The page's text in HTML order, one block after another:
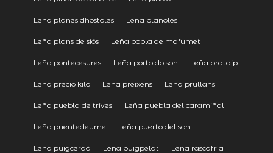
Leña planes dhostoles Leña planoles
Leña plans de siós Leña pobla de mafumet
Leña pontecesures Leña porto do son Leña pratdip
Leña precio kilo Leña preixens Leña prullans
Leña puebla de trives Leña puebla del caramiñal
Leña puentedeume Leña puerto del son
Leña puigcerdà Leña puigpelat Leña rascafría